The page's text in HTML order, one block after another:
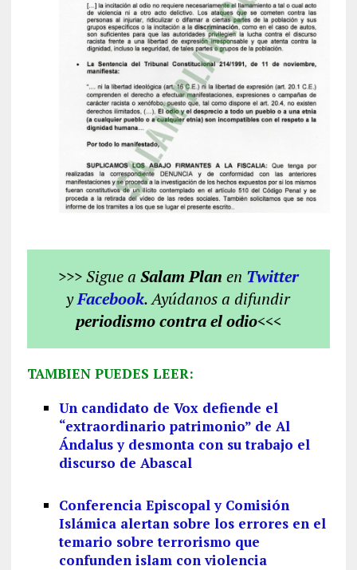
>>> Sigue a Salam Plan en Twitter
yFacebook. Ayúdanos a difundir
periodismo contra el odio<<<
TAMBIEN PUEDES LEER:
Un candidato de Vox defiende el
“extraordinario patrimonio” de Al
Ándalus y desmonta con su trabajo el
discurso de Abascal
Conferencia Episcopal y Comisión
Islámica alertan sobre los errores en el
temario sobre terrorismo que
confunden islam con violencia